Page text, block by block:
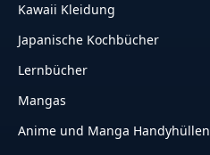
Kawaii Kleidung
Japanische Kochbücher
Lernbücher
Mangas
Anime und Manga Handyhüllen